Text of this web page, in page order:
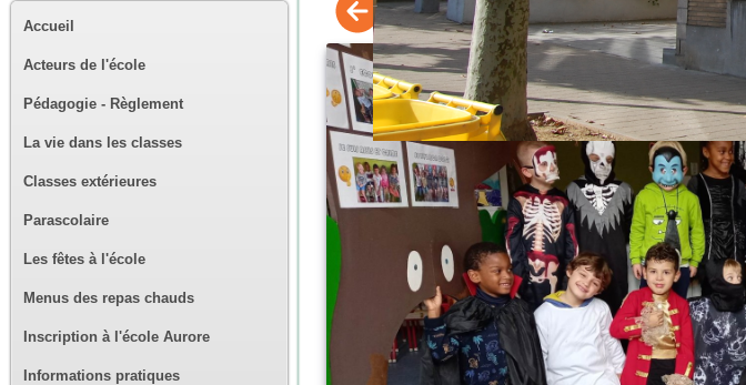
Accueil
Acteurs de l'école
Pédagogie - Règlement
La vie dans les classes
Classes extérieures
Parascolaire
Les fêtes à l'école
Menus des repas chauds
Inscription à l'école Aurore
Informations pratiques